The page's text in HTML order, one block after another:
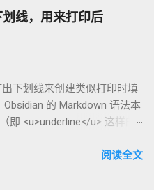
候简单到爆。插上车载
不冷。我在卡尔加里雪天开
暖和。搭配个方向盘套，手
收好垫子，别让雪水弄湿，
有二手交易，20加币能淘好
冬天开车暖呼呼，赶紧入
线，用来打印后
下划线来创建类似打印时填
的 Markdown 语法本
<u>underline</u> 这样的
使用下划线字符 直接输入连
阅读全文